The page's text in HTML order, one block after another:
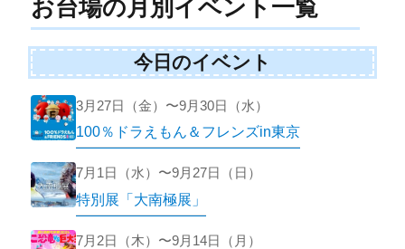
お台場の月別イベント一覧
今日のイベント
3月27日（金）〜9月30日（水）
100％ドラえもん＆フレンズin東京
7月1日（水）〜9月27日（日）
特別展「大南極展」
7月2日（木）〜9月14日（月）